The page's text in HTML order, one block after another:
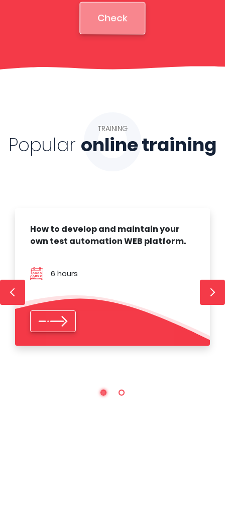
Check
O
TRAINING
Popular online training
How to develop and maintain your
own test automation WEB platform.
6 hours